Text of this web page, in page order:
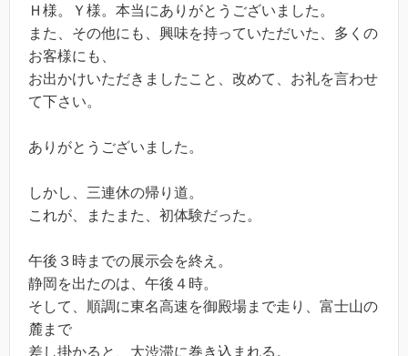
Ｈ様。Ｙ様。本当にありがとうございました。
また、その他にも、興味を持っていただいた、多くの
お客様にも、
お出かけいただきましたこと、改めて、お礼を言わせ
て下さい。
ありがとうございました。
しかし、三連休の帰り道。
これが、またまた、初体験だった。
午後３時までの展示会を終え。
静岡を出たのは、午後４時。
そして、順調に東名高速を御殿場まで走り、富士山の
麓まで
差し掛かると、大渋滞に巻き込まれる。